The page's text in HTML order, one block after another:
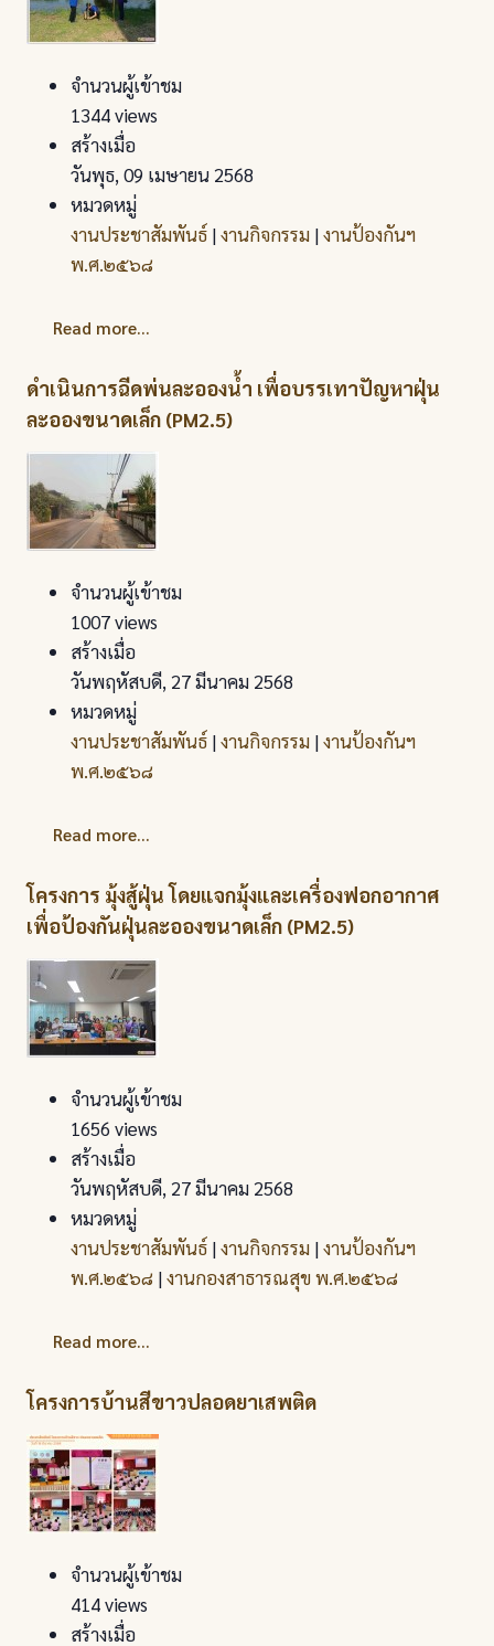
จำนวนผู้เข้าชม
1344 views
สร้างเมื่อ
วันพุธ, 09 เมษายน 2568
หมวดหมู่
งานประชาสัมพันธ์ |งานกิจกรรม |งานป้องกันฯ
พ.ศ.๒๕๖๘
Read more...
ดำเนินการฉีดพ่นละอองน้ำ เพื่อบรรเทาปัญหาฝุ่น
ละอองขนาดเล็ก (PM2.5)
จำนวนผู้เข้าชม
1007 views
สร้างเมื่อ
วันพฤหัสบดี, 27 มีนาคม 2568
หมวดหมู่
งานประชาสัมพันธ์ |งานกิจกรรม |งานป้องกันฯ
พ.ศ.๒๕๖๘
Read more...
โครงการ มุ้งสู้ฝุ่น โดยแจกมุ้งและเครื่องฟอกอากาศ
เพื่อป้องกันฝุ่นละอองขนาดเล็ก (PM2.5)
จำนวนผู้เข้าชม
1656 views
สร้างเมื่อ
วันพฤหัสบดี, 27 มีนาคม 2568
หมวดหมู่
งานประชาสัมพันธ์ |งานกิจกรรม |งานป้องกันฯ
พ.ศ.๒๕๖๘ |งานกองสาธารณสุข พ.ศ.๒๕๖๘
Read more...
โครงการบ้านสีขาวปลอดยาเสพติด
จำนวนผู้เข้าชม
414 views
สร้างเมื่อ